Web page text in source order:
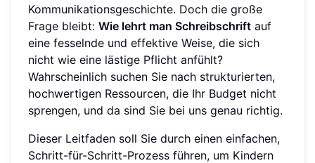
Kommunikationsgeschichte. Doch die große
Frage bleibt: Wie lehrt man Schreibschrift auf
eine fesselnde und effektive Weise, die sich
nicht wie eine lästige Pflicht anfühlt?
Wahrscheinlich suchen Sie nach strukturierten,
hochwertigen Ressourcen, die Ihr Budget nicht
sprengen, und da sind Sie bei uns genau richtig.
Dieser Leitfaden soll Sie durch einen einfachen,
Schritt-für-Schritt-Prozess führen, um Kindern